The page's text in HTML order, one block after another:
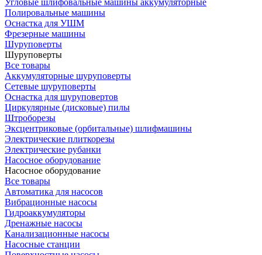
Угловые шлифовальные машины аккумуляторные
Полировальные машины
Оснастка для УШМ
Фрезерные машины
Шуруповерты
Шуруповерты
Все товары
Аккумуляторные шуруповерты
Сетевые шуруповерты
Оснастка для шуруповертов
Циркулярные (дисковые) пилы
Штроборезы
Эксцентриковые (орбитальные) шлифмашины
Электрические плиткорезы
Электрические рубанки
Насосное оборудование
Насосное оборудование
Все товары
Автоматика для насосов
Вибрационные насосы
Гидроаккумуляторы
Дренажные насосы
Канализационные насосы
Насосные станции